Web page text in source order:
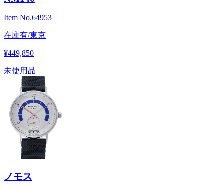
Item No.64953
在庫有/東京
¥449,850
未使用品
ノモス